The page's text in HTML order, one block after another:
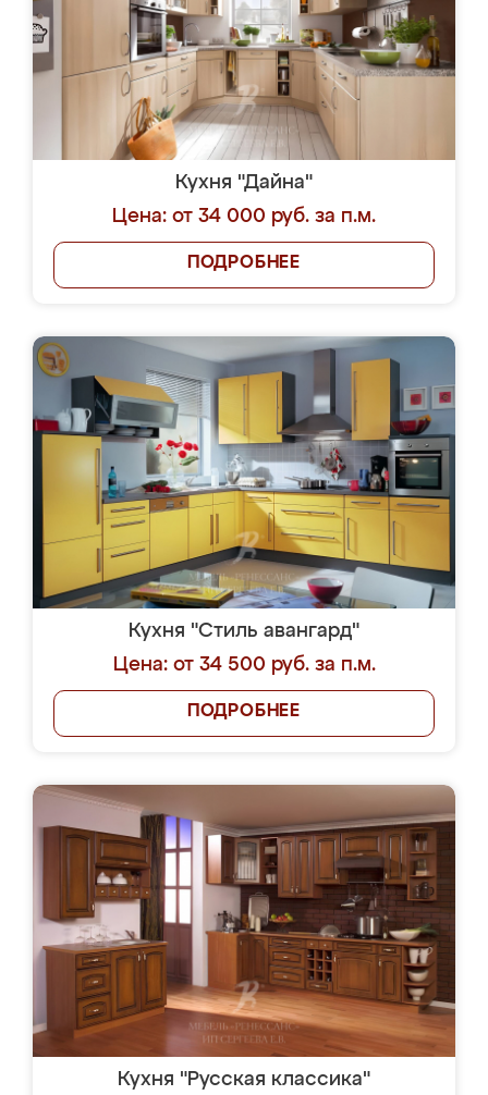
Кухня "Дайна"
Цена: от 34 000 руб. за п.м.
ПОДРОБНЕЕ
Кухня "Стиль авангард"
Цена: от 34 500 руб. за п.м.
ПОДРОБНЕЕ
Кухня "Русская классика"